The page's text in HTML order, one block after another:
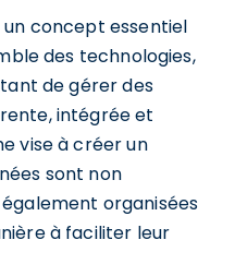
un concept essentiel
des technologies,
de gérer des
intégrée et
vise à créer un
sont non
organisées
à faciliter leur